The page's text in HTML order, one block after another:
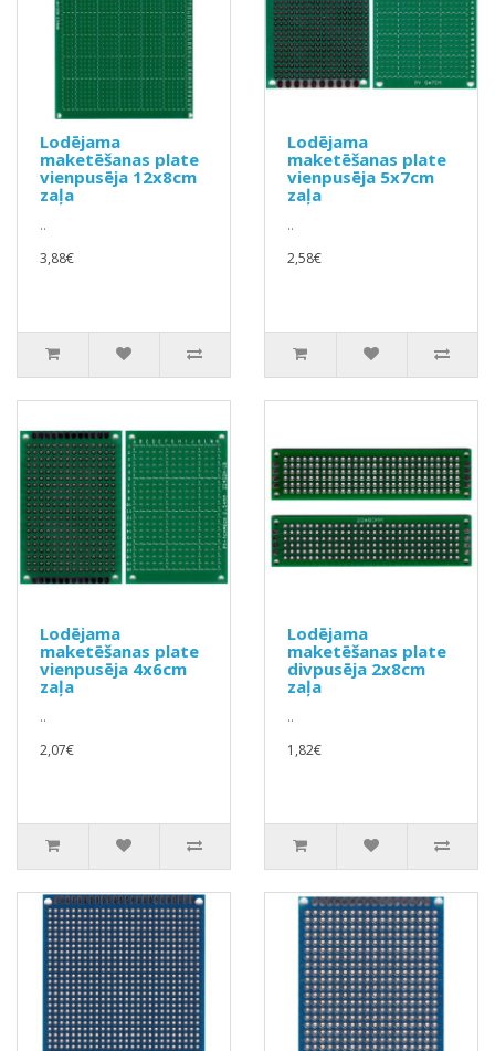
Lodējama
maketēšanas plate
vienpusēja 12x8cm
zaļa
..
3,88€
Lodējama
maketēšanas plate
vienpusēja 5x7cm
zaļa
..
2,58€
Lodējama
maketēšanas plate
vienpusēja 4x6cm
zaļa
..
2,07€
Lodējama
maketēšanas plate
divpusēja 2x8cm
zaļa
..
1,82€